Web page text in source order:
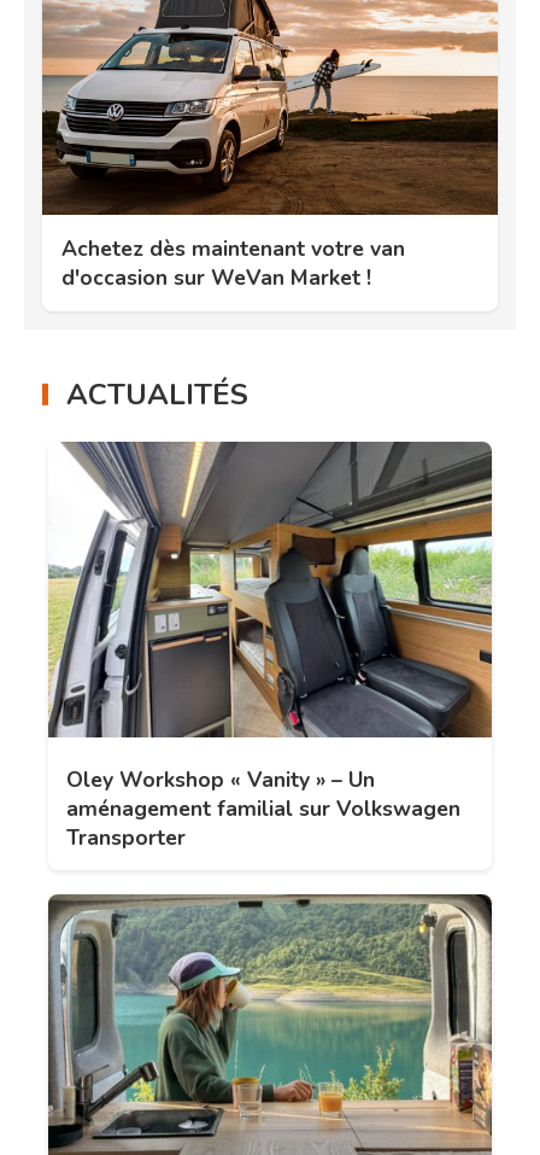
Achetez dès maintenant votre van
d'occasion sur WeVan Market !
ACTUALITÉS
Oley Workshop « Vanity » – Un
aménagement familial sur Volkswagen
Transporter